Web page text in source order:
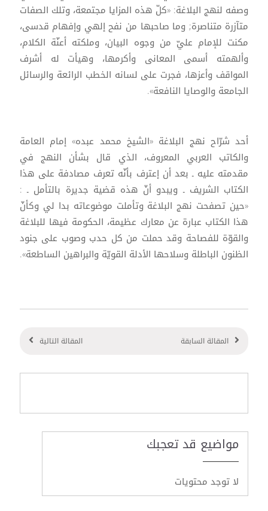
وصفه لنهج البلاغة: «كلّ هذه المزايا مجتمعة، وتلك الصفات
متآزرة متناصرة; وما صاحبها من نفح إلهي وإفهام قدسى،
مكنت للإمام عليّ من وجوه البيان، وملكته أعنّة الكلام،
وألهمته أسمى المعانى وأكرمها، وهيأت له أشرف
المواقف وأعزها، فجرت على لسانه الخطب الرائعة والرسائل
الجامعة والوصايا النافعة».
أحد شرّاح نهج البلاغة «الشيخ محمد عبده» إمام العامة
والكاتب العربي المعروف، الذي قال بشأن النهج في
مقدمته عليه ـ بعد أن إعترف بأنّه تعرف مصادفة على هذا
الكتاب الشريف ـ ويبدو أنّ هذه قضية جديرة بالتأمل ـ :
«حين تصفحت نهج البلاغة وتأملت موضوعاته بدا لي وكأنّ
هذا الكتاب عبارة عن معارك عظيمة، الحكومة فيها للبلاغة
والقوّة للفصاحة وقد حملت من كل حدب وصوب على جنود
الظنون الباطلة وسلاحها الأدلة القويّة والبراهين الساطعة».
المقالة السابقة المقالة التالية
مواضيع قد تعجبك
لا توجد محتويات